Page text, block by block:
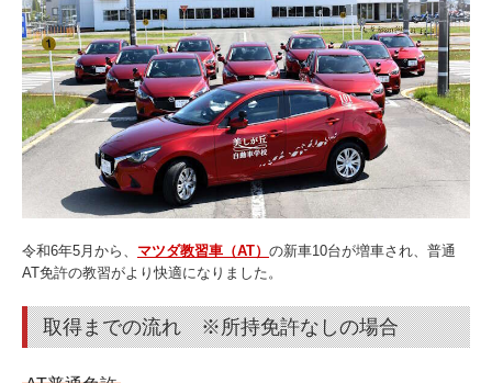
オンライン学科教習
対面学科教習予定表
各種講習
高齢者講習
ペーパードライバー講習
ブラッシュアップ講習
学校案内
本校の特徴
令和6年5月から、 マツダ教習車（AT） の新車10台が増車され、普通
AT免許の教習がより快適になりました。
取得までの流れ ※所持免許なしの場合